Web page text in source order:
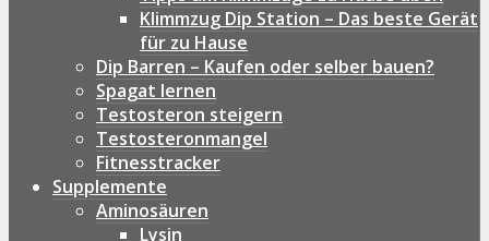
Klimmzug Dip Station – Das beste Gerät
für zu Hause
Dip Barren – Kaufen oder selber bauen?
Spagat lernen
Testosteron steigern
Testosteronmangel
Fitnesstracker
Supplemente
Aminosäuren
Lysin